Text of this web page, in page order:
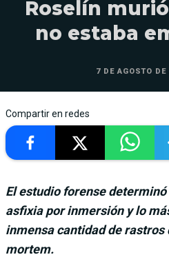
Roselín
no estaba
7 DE AGOSTO
Compartir en redes
El estudio forense
asfixia por inmersión y lo
inmensa cantidad de
mortem.